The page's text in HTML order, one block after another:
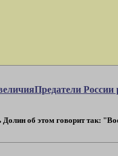
об этом говорит так: